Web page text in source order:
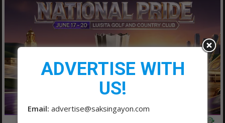
ADVERTISE WITH
US!
Email: advertise@saksingayon.com